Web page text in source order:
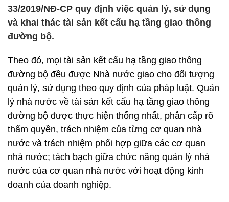
33/2019/NĐ-CP quy định việc quản lý, sử dụng
và khai thác tài sản kết cấu hạ tầng giao thông
đường bộ.
Theo đó, mọi tài sản kết cấu hạ tầng giao thông
đường bộ đều được Nhà nước giao cho đối tượng
quản lý, sử dụng theo quy định của pháp luật. Quản
lý nhà nước về tài sản kết cấu hạ tầng giao thông
đường bộ được thực hiện thống nhất, phân cấp rõ
thẩm quyền, trách nhiệm của từng cơ quan nhà
nước và trách nhiệm phối hợp giữa các cơ quan
nhà nước; tách bạch giữa chức năng quản lý nhà
nước của cơ quan nhà nước với hoạt động kinh
doanh của doanh nghiệp.